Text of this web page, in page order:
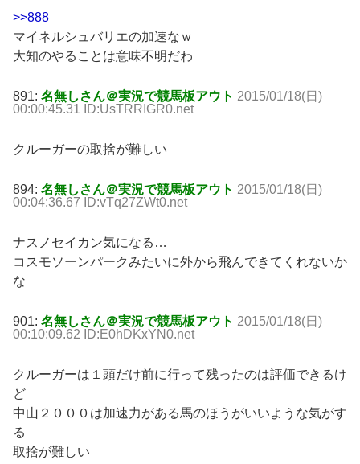
>>888
マイネルシュバリエの加速なｗ
大知のやることは意味不明だわ
891: 名無しさん＠実況で競馬板アウト 2015/01/18(日)
00:00:45.31 ID:UsTRRIGR0.net
クルーガーの取捨が難しい
894: 名無しさん＠実況で競馬板アウト 2015/01/18(日)
00:04:36.67 ID:vTq27ZWt0.net
ナスノセイカン気になる…
コスモソーンパークみたいに外から飛んできてくれないか
な
901: 名無しさん＠実況で競馬板アウト 2015/01/18(日)
00:10:09.62 ID:E0hDKxYN0.net
クルーガーは１頭だけ前に行って残ったのは評価できるけ
ど
中山２０００は加速力がある馬のほうがいいような気がす
る
取捨が難しい